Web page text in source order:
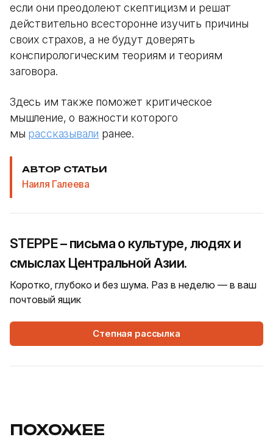
если они преодолеют скептицизм и решат
действительно всесторонне изучить причины
своих страхов, а не будут доверять
конспирологическим теориям и теориям
заговора.
Здесь им также поможет критическое
мышление, о важности которого
мы рассказывали ранее.
АВТОР СТАТЬИ
Наиля Галеева
STEPPE – письма о культуре, людях и
смыслах Центральной Азии.
Коротко, глубоко и без шума. Раз в неделю — в ваш
почтовый ящик
Степная рассылка
ПОХОЖЕЕ